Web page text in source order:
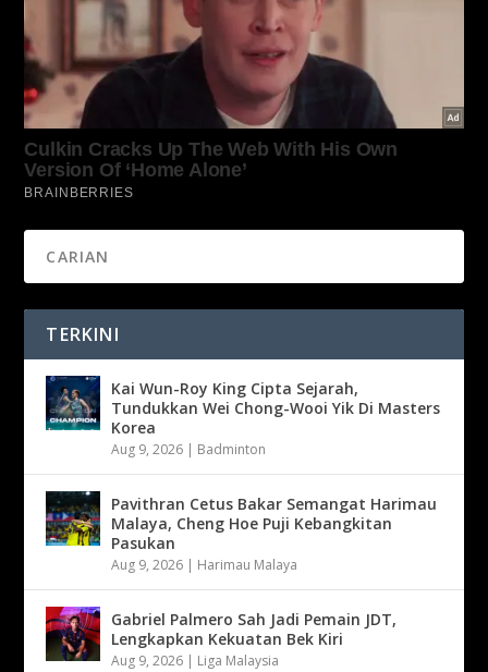
TERKINI
Kai Wun-Roy King Cipta Sejarah,
Tundukkan Wei Chong-Wooi Yik Di Masters
Korea
Aug 9, 2026 | Badminton
Pavithran Cetus Bakar Semangat Harimau
Malaya, Cheng Hoe Puji Kebangkitan
Pasukan
Aug 9, 2026 | Harimau Malaya
Gabriel Palmero Sah Jadi Pemain JDT,
Lengkapkan Kekuatan Bek Kiri
Aug 9, 2026 | Liga Malaysia